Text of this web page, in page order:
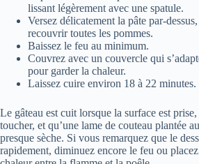
lissant légèrement avec une spatule.
Versez délicatement la pâte par-
recouvrir toutes les pommes.
Baissez le feu au minimum.
Couvrez avec un couvercle qui
pour garder la chaleur.
Laissez cuire environ 18 à 22 minutes.
Le gâteau est cuit lorsque la surface est
toucher, et qu’une lame de couteau plantée
presque sèche. Si vous remarquez que le
rapidement, diminuez encore le feu ou